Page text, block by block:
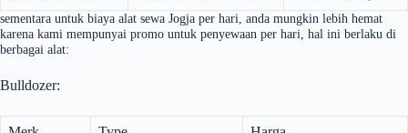
sementara untuk biaya alat sewa Jogja per hari, anda mungkin lebih hemat
karena kami mempunyai promo untuk penyewaan per hari, hal ini berlaku di
berbagai alat:
Bulldozer: